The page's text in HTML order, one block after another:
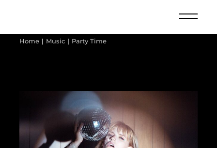
Home Music Party Time